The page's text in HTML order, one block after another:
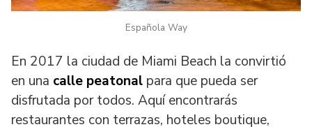
Española Way
En 2017 la ciudad de Miami Beach la convirtió
en una calle peatonal para que pueda ser
disfrutada por todos. Aquí encontrarás
restaurantes con terrazas, hoteles boutique,